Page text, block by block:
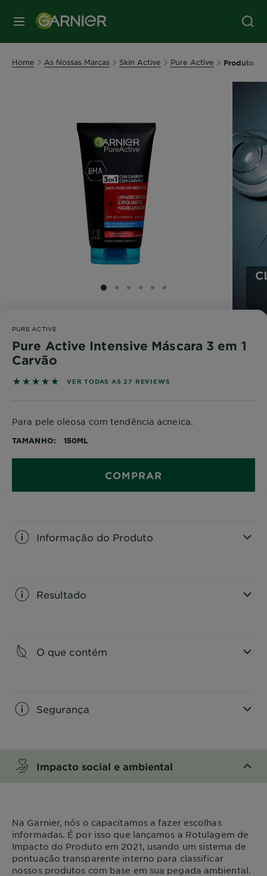
MENU
Home As Nossas Marcas Skin Active Pure Active Produto
SLIDE 1
SLIDE 2
SLIDE 3
SLIDE 4
SLIDE 5
SLIDE 6
PURE ACTIVE
Pure Active Intensive Máscara 3 em 1
Carvão
5 out of 5 stars based on reviews
VER TODAS AS 27 REVIEWS
Para pele oleosa com tendência acneica.
TAMANHO 150ML
COMPRAR
Informação do Produto
Resultado
O que contém
Segurança
Impacto social e ambiental
Na Garnier, nós o capacitamos a fazer escolhas
informadas. É por isso que lançamos a Rotulagem de
Impacto do Produto em 2021, usando um sistema de
pontuação transparente interno para classificar
nossos produtos com base em sua pegada ambiental.